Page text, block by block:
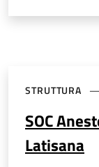
STRUTTURA
SOC
Latisana